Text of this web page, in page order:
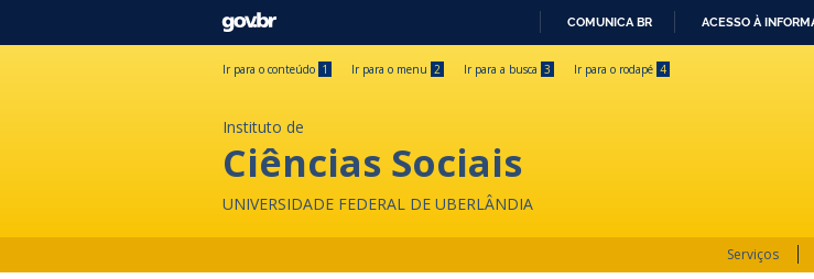
GOVBR
COMUNICA BR ACESSO À
Ir para o conteúdo 1 Ir para o menu 2 Ir para a busca 3 Ir para o rodapé 4
Instituto de
Ciências Sociais
UNIVERSIDADE FEDERAL DE UBERLÂNDIA
Serviços